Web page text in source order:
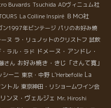
Buvards Tsuchida ADヴィニュム社
La Colline Inspiré ＢＭО社
ン1997年ビンテージ パリのお好み焼
ヌ ラ・リュノットのクリストフ 試飲
ラル・ラド ドメーヌ・アンドレ・
さん お好み焼き・きじ「さんて寛」
シーニ 東京・中野 L'Herbefolle La
トル 東京神田・リショームワイン会
ンヌ・ヴェルジェ Mr. Hiroshi